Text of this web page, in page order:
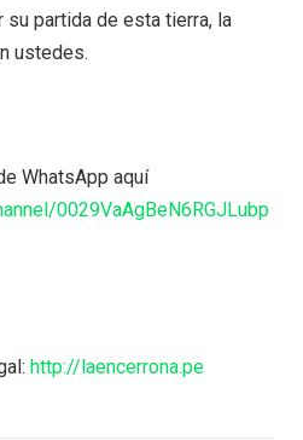
su partida de esta tierra, la
ustedes.
WhatsApp aquí
0029VaAgBeN6RGJLubp
http://laencerrona.pe